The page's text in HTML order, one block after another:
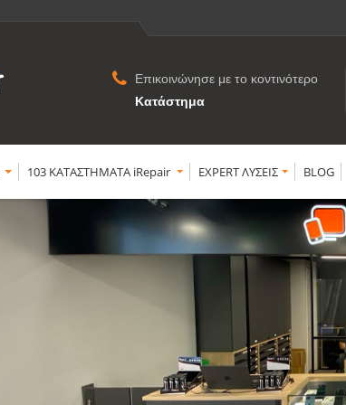
Επικοινώνησε με το κοντινότερο
Κατάστημα
103 ΚΑΤΑΣΤΗΜΑΤΑ iRepair EXPERT ΛΥΣΕΙΣ BLOG